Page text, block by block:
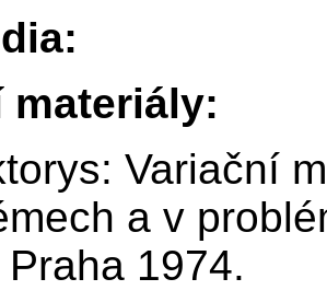
materiály:
Variační
a v
Praha 1974.